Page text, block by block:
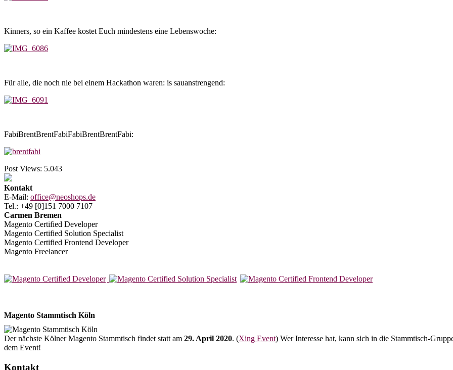
Kinners, so ein Kaffee kostet Euch mindestens eine Lebenswoche:
Für alle, die noch nie bei einem Hackathon waren: is sauanstrengend:
FabiBrentBrentFabiFabiBrentBrentFabi:
Post Views: 5.043
Kontakt
E-Mail: office@neoshops.de
Tel.: +49 [0]151 7000 7107
Carmen Bremen
Magento Certified Developer
Magento Certified Solution Specialist
Magento Certified Frontend Developer
Magento Freelancer
Magento Stammtisch Köln
Der nächste Kölner Magento Stammtisch findet statt am 29. April 2020. (Xing Event) Wer Interesse hat, kann sich in die Stammtisch-
dem Event!
Kontakt